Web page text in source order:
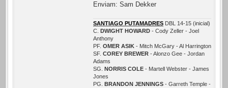
Enviam: Sam Dekker
SANTIAGO PUTAMADRES DBL 14-15 (inicial)
C. DWIGHT HOWARD - Cody Zeller - Joel
Anthony
PF. OMER ASIK - Mitch McGary - Al Harrington
SF. COREY BREWER - Alonzo Gee - Jordan
Adams
SG. NORRIS COLE - Martell Webster - James
Jones
PG. BRANDON JENNINGS - Garreth Temple -